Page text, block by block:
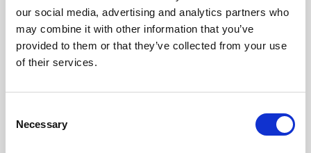
our social media, advertising and analytics partners who
may combine it with other information that you’ve
provided to them or that they’ve collected from your use
of their services.
Selection
Necessary
recuperan meticulosamente en
un entorno seguro de ESD, lo
daños ni contaminación.